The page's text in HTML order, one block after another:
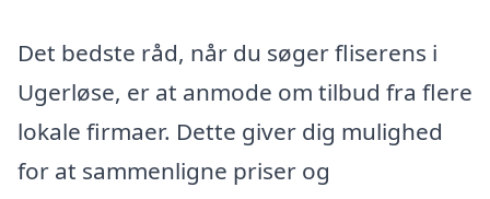
Det bedste råd, når du søger fliserens i
Ugerløse, er at anmode om tilbud fra flere
lokale firmaer. Dette giver dig mulighed
for at sammenligne priser og